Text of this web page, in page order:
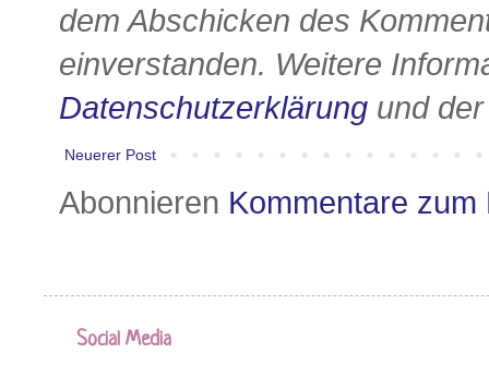
dem Abschicken des
einverstanden. Weitere
Datenschutzerklärung und
Neuerer Post
Abonnieren Kommentare zum
Social Media